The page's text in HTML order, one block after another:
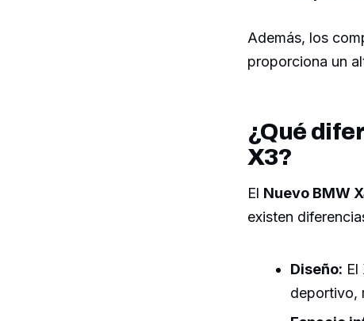
Además, los
proporciona un
¿Qué
X3?
El Nuevo BMW
existen
Diseño: El
deportivo,